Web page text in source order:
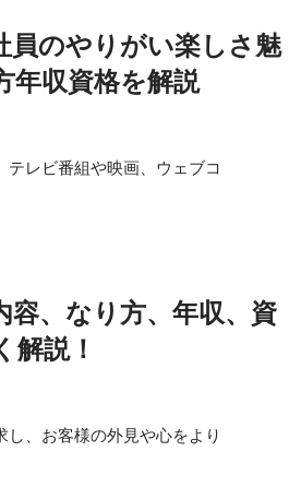
員のやりがい楽しさ魅
年収資格を解説
テレビ番組や映画、ウェブコ
容、なり方、年収、資
解説！
し、お客様の外見や心をより